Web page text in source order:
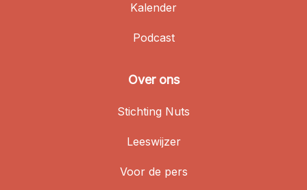
Kalender
Podcast
Over ons
Stichting Nuts
Leeswijzer
Voor de pers